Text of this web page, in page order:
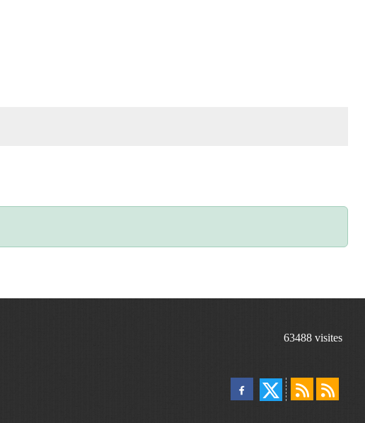
63488 visites